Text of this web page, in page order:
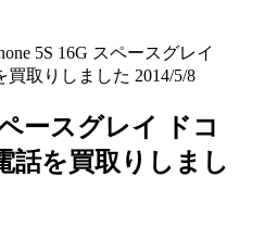
5S 16G スペースグレイ
買取りしました 2014/5/8
ースグレイ ドコ
話を買取りしまし